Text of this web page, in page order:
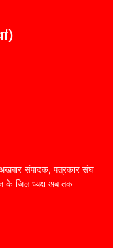
संपादक, पत्रकार संघ
के जिलाध्यक्ष अब तक